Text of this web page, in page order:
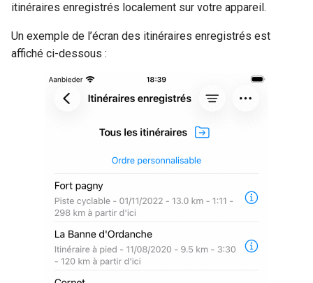
itinéraires enregistrés localement sur votre appareil.
Un exemple de l’écran des itinéraires enregistrés est
affiché ci-dessous :